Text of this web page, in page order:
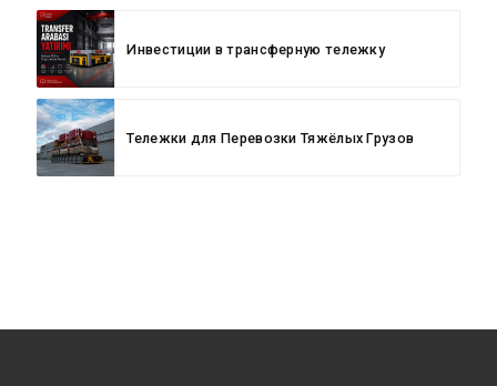
Инвестиции в трансферную тележку
Тележки для Перевозки Тяжёлых Грузов